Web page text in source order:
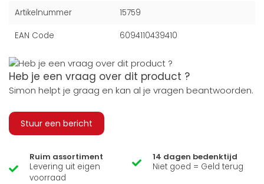
Artikelnummer 15759
EAN Code 6094110439410
Heb je een vraag over dit product ?
Simon helpt je graag en kan al je vragen beantwoorden.
Stuur een bericht
Ruim assortiment
Levering uit eigen
voorraad
14 dagen bedenktijd
Niet goed = Geld terug